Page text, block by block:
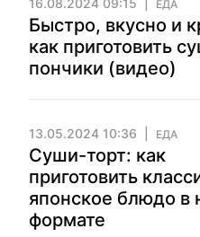
16.08.2024 09:15 ЕДА
Быстро, вкусно и
как приготовить
пончики (видео)
13.05.2024 10:36 ЕДА
Суши-торт: как
приготовить
японское блюдо в
формате